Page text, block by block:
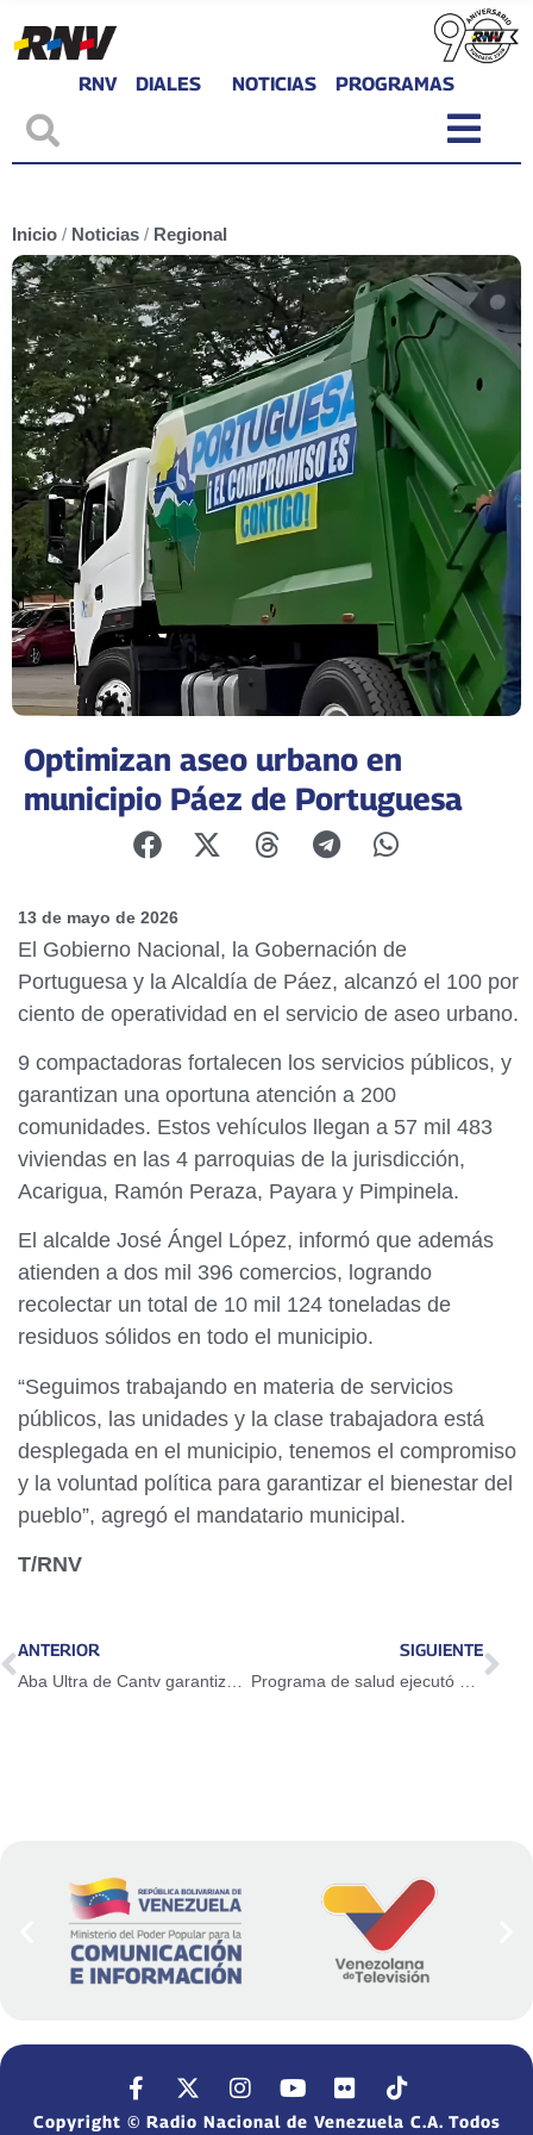
RNV DIALES NOTICIAS PROGRAMAS
Inicio / Noticias / Regional
Optimizan aseo urbano en
municipio Páez de Portuguesa
13 de mayo de 2026
El Gobierno Nacional, la Gobernación de
Portuguesa y la Alcaldía de Páez, alcanzó el 100 por
ciento de operatividad en el servicio de aseo urbano.
9 compactadoras fortalecen los servicios públicos, y
garantizan una oportuna atención a 200
comunidades. Estos vehículos llegan a 57 mil 483
viviendas en las 4 parroquias de la jurisdicción,
Acarigua, Ramón Peraza, Payara y Pimpinela.
El alcalde José Ángel López, informó que además
atienden a dos mil 396 comercios, logrando
recolectar un total de 10 mil 124 toneladas de
residuos sólidos en todo el municipio.
“Seguimos trabajando en materia de servicios
públicos, las unidades y la clase trabajadora está
desplegada en el municipio, tenemos el compromiso
y la voluntad política para garantizar el bienestar del
pueblo”, agregó el mandatario municipal.
T/RNV
ANTERIOR
Aba Ultra de Cantv garantizó conectividad en Olimpiadas Regionales de Robótica Creativa en Táchira
SIGUIENTE
Programa de salud ejecutó 32 mil atenciones en Carabobo
Copyright © Radio Nacional de Venezuela C.A. Todos